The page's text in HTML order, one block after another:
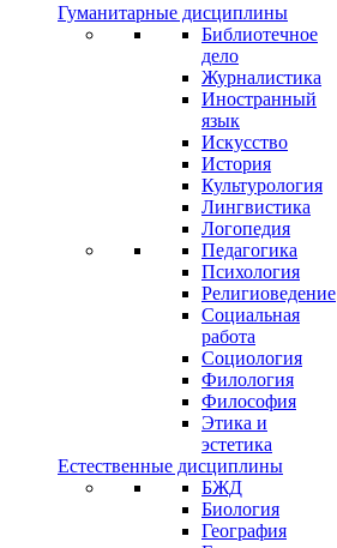
Гуманитарные дисциплины
Библиотечное
дело
Журналистика
Иностранный
язык
Искусство
История
Культурология
Лингвистика
Логопедия
Педагогика
Психология
Религиоведение
Социальная
работа
Социология
Филология
Философия
Этика и
эстетика
Естественные дисциплины
БЖД
Биология
География